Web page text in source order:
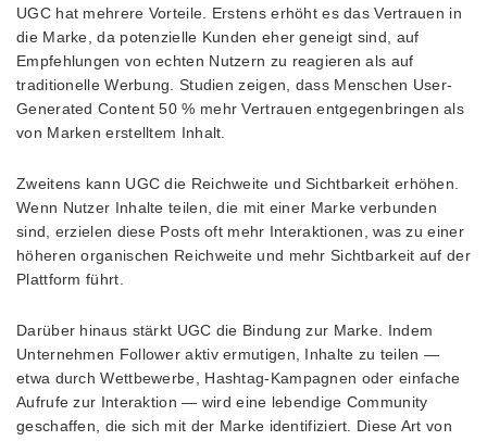
UGC hat mehrere Vorteile. Erstens erhöht es das Vertrauen in
die Marke, da potenzielle Kunden eher geneigt sind, auf
Empfehlungen von echten Nutzern zu reagieren als auf
traditionelle Werbung. Studien zeigen, dass Menschen User-
Generated Content 50 % mehr Vertrauen entgegenbringen als
von Marken erstelltem Inhalt.
Zweitens kann UGC die Reichweite und Sichtbarkeit erhöhen.
Wenn Nutzer Inhalte teilen, die mit einer Marke verbunden
sind, erzielen diese Posts oft mehr Interaktionen, was zu einer
höheren organischen Reichweite und mehr Sichtbarkeit auf der
Plattform führt.
Darüber hinaus stärkt UGC die Bindung zur Marke. Indem
Unternehmen Follower aktiv ermutigen, Inhalte zu teilen —
etwa durch Wettbewerbe, Hashtag-Kampagnen oder einfache
Aufrufe zur Interaktion — wird eine lebendige Community
geschaffen, die sich mit der Marke identifiziert. Diese Art von